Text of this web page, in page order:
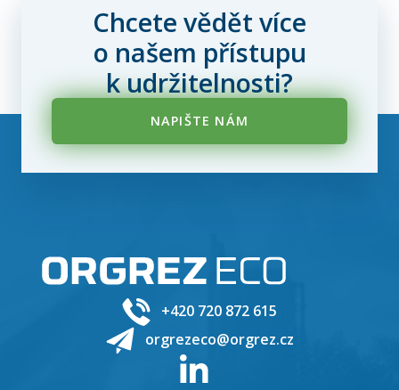
Chcete vědět více
o našem přístupu
k udržitelnosti?
NAPIŠTE NÁM
+420 720 872 615
orgrezeco@orgrez.cz